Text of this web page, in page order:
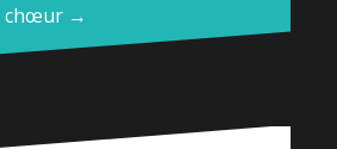
chœur →